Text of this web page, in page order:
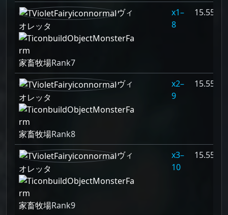
ヴィ
オレッタ
家畜牧場Rank7
1–
8
15.556%
ヴィ
オレッタ
家畜牧場Rank8
2–
9
15.556%
ヴィ
オレッタ
家畜牧場Rank9
3–
10
15.556%